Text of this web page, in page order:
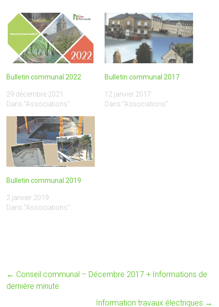
Bulletin communal 2022
29 décembre 2021
Dans "Associations"
Bulletin communal 2017
12 janvier 2017
Dans "Associations"
Bulletin communal 2019
2 janvier 2019
Dans "Associations"
← Conseil communal – Décembre 2017 + Informations de
dernière minute
Information travaux électriques →